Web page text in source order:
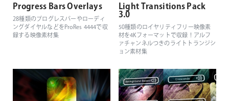
Progress Bars Overlays
28種類のプログレスバーやローディ
ングダイヤルなどをProRes 4444で収
録する映像素材集
Light Transitions Pack
3.0
50種類のロイヤリティフリー映像素
材を4Kフォーマットで収録！アルフ
ァチャンネルつきのライトトランジシ
ョン素材集